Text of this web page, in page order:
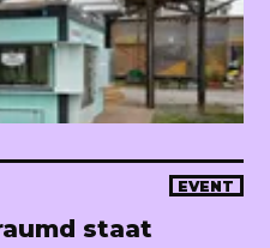
EVENT
staat